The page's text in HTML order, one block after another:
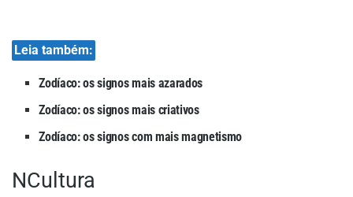
Leia também:
Zodíaco: os signos mais azarados
Zodíaco: os signos mais criativos
Zodíaco: os signos com mais magnetismo
NCultura